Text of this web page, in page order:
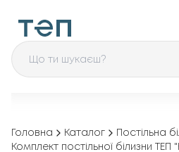
Головна Каталог
Постільна
Комплект постільної білизни